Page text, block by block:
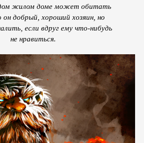
жилом доме может обитать
он добрый, хороший хозяин, но
если вдруг ему что-нибудь
не нравиться.